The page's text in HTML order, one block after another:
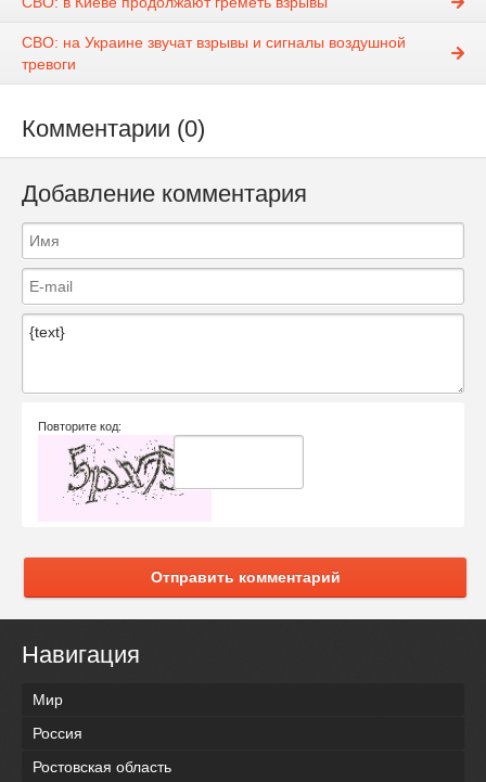
СВО: на Украине звучат взрывы и сигналы воздушной
тревоги
Комментарии (0)
Добавление комментария
Повторите код:
Отправить комментарий
Навигация
Мир
Россия
Ростовская область